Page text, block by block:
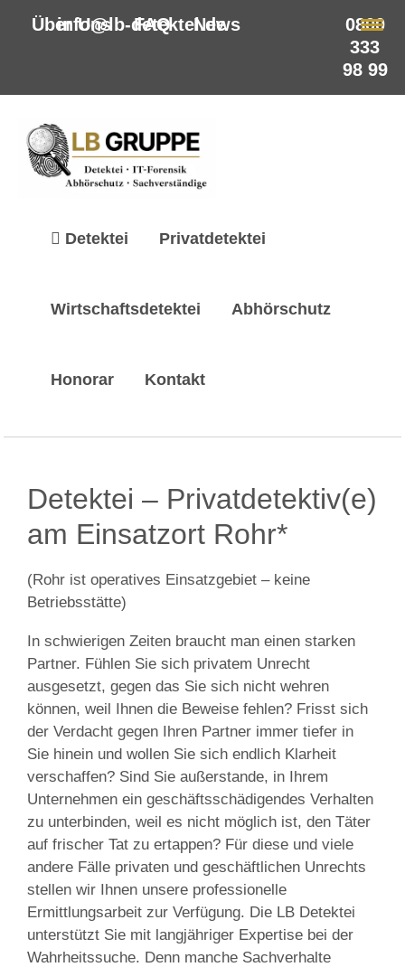
Über Uns FAQ News
info@lb-detektei.de
0800
333
98 99
Detektei Privatdetektei
Wirtschaftsdetektei Abhörschutz
Honorar Kontakt
Detektei – Privatdetektiv(e)
am Einsatzort Rohr*
(Rohr ist operatives Einsatzgebiet – keine
Betriebsstätte)
In schwierigen Zeiten braucht man einen starken
Partner. Fühlen Sie sich privatem Unrecht
ausgesetzt, gegen das Sie sich nicht wehren
können, weil Ihnen die Beweise fehlen? Frisst sich
der Verdacht gegen Ihren Partner immer tiefer in
Sie hinein und wollen Sie sich endlich Klarheit
verschaffen? Sind Sie außerstande, in Ihrem
Unternehmen ein geschäftsschädigendes Verhalten
zu unterbinden, weil es nicht möglich ist, den Täter
auf frischer Tat zu ertappen? Für diese und viele
andere Fälle privaten und geschäftlichen Unrechts
stellen wir Ihnen unsere professionelle
Ermittlungsarbeit zur Verfügung. Die LB Detektei
unterstützt Sie mit langjähriger Expertise bei der
Wahrheitssuche. Denn manche Sachverhalte